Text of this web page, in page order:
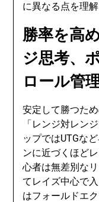
に異なる点を理
勝率を高
ジ思考、
ロール管
安定して勝つた
「レンジ対レン
ップではUTGな
ンに近づくほど
心者は無差別な
てレイズ中心で
はフォールドエ